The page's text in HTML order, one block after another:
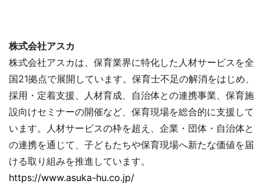
株式会社アスカ
株式会社アスカは、保育業界に特化した人材サービスを全
国21拠点で展開しています。保育士不足の解消をはじめ、
採用・定着支援、人材育成、自治体との連携事業、保育施
設向けセミナーの開催など、保育現場を総合的に支援して
います。人材サービスの枠を超え、企業・団体・自治体と
の連携を通じて、子どもたちや保育現場へ新たな価値を届
ける取り組みを推進しています。
https://www.asuka-hu.co.jp/